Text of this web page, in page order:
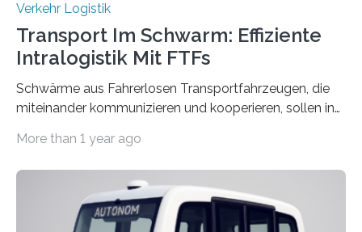
Verkehr Logistik
Transport Im Schwarm: Effiziente
Intralogistik Mit FTFs
Schwärme aus Fahrerlosen Transportfahrzeugen, die
miteinander kommunizieren und kooperieren, sollen in
An dieser innovativen Idee arbeiten Forschende aus
das Fraunhofer Institut für Integrierte Schaltungen IIS
die kommunikationstechnische Umsetzung erforscht,
untersucht das IPH – Institut für Integrierte Produktion
More than 1 year ago